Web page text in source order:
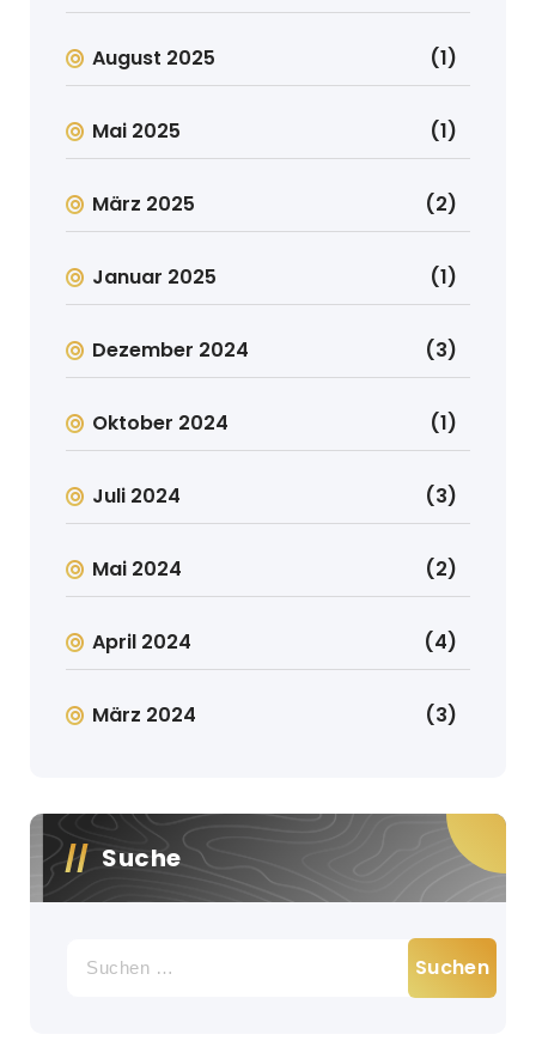
August 2025 (1)
Mai 2025 (1)
März 2025 (2)
Januar 2025 (1)
Dezember 2024 (3)
Oktober 2024 (1)
Juli 2024 (3)
Mai 2024 (2)
April 2024 (4)
März 2024 (3)
Suche
nach: